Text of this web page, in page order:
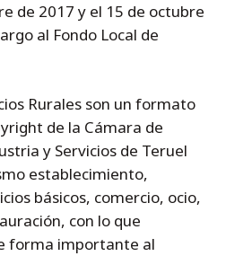
de 2017 y el 15 de octubre
al Fondo Local de
Rurales son un formato
de la Cámara de
y Servicios de Teruel
establecimiento,
básicos, comercio, ocio,
con lo que
forma importante al